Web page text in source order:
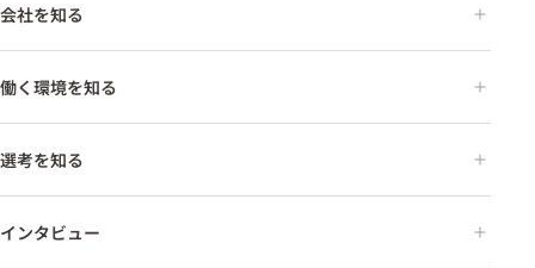
会社を知る
働く環境を知る
選考を知る
インタビュー